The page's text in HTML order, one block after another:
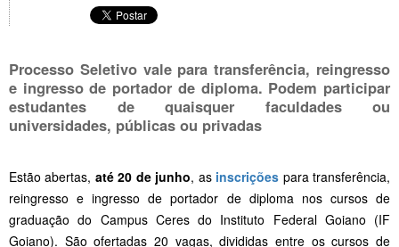
Processo Seletivo vale para transferência, reingresso
e ingresso de portador de diploma. Podem participar
estudantes de quaisquer faculdades ou
universidades, públicas ou privadas
Estão abertas, até 20 de junho, as inscrições para transferência,
reingresso e ingresso de portador de diploma nos cursos de
graduação do Campus Ceres do Instituto Federal Goiano (IF
Goiano). São ofertadas 20 vagas, divididas entre os cursos de